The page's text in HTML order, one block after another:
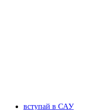
вступай в САУ